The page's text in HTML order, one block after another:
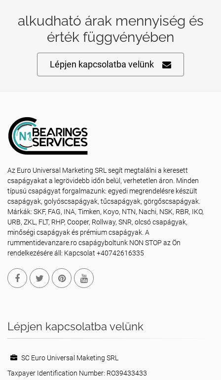
alkudható árak mennyiség és
érték függvényében
Lépjen kapcsolatba velünk
Az Euro Universal Marketing SRL segít megtalálni a keresett
csapágyakat a legrövidebb időn belül, verhetetlen áron. Minden
típusú csapágyat forgalmazunk: egyedi megrendelésre készült
csapágyak, golyóscsapágyak, tűcsapágyak, görgőscsapágyak.
Márkák: SKF, FAG, INA, Timken, Koyo, NTN, Nachi, NSK, RBR, IKO,
URB, ZKL, FLT, RHP, Cooper, Rollway, SNR, olcsó csapágyak,
minőségi csapágyak és prémium csapágyak. A
rummentidevanzare.ro csapágyboltunk NON STOP az Ön
rendelkezésére áll: Kapcsolat +40742616335
Lépjen kapcsolatba velünk
SC Euro Universal Maketing SRL
Taxpayer Identification Number: RO39433433